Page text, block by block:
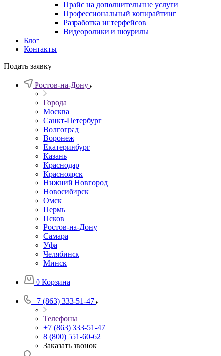
Прайс на дополнительные услуги
Профессиональный копирайтинг
Разработка интерфейсов
Видеоролики и шоурилы
Блог
Контакты
Подать заявку
Ростов-на-Дону
Города
Москва
Санкт-Петербург
Волгоград
Воронеж
Екатеринбург
Казань
Краснодар
Красноярск
Нижний Новгород
Новосибирск
Омск
Пермь
Псков
Ростов-на-Дону
Самара
Уфа
Челябинск
Минск
0 Корзина
+7 (863) 333-51-47
Телефоны
+7 (863) 333-51-47
8 (800) 551-60-62
Заказать звонок